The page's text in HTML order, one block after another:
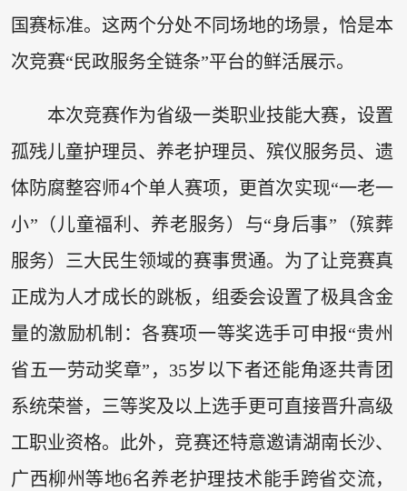
国赛标准。这两个分处不同场地的场景，恰是本
次竞赛“民政服务全链条”平台的鲜活展示。
本次竞赛作为省级一类职业技能大赛，设置
孤残儿童护理员、养老护理员、殡仪服务员、遗
体防腐整容师4个单人赛项，更首次实现“一老一
小”（儿童福利、养老服务）与“身后事”（殡葬
服务）三大民生领域的赛事贯通。为了让竞赛真
正成为人才成长的跳板，组委会设置了极具含金
量的激励机制：各赛项一等奖选手可申报“贵州
省五一劳动奖章”，35岁以下者还能角逐共青团
系统荣誉，三等奖及以上选手更可直接晋升高级
工职业资格。此外，竞赛还特意邀请湖南长沙、
广西柳州等地6名养老护理技术能手跨省交流，